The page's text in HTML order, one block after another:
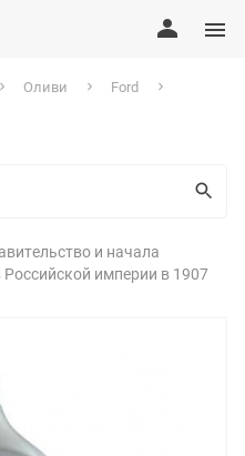
Оливи
Ford
и начала
империи в 1907